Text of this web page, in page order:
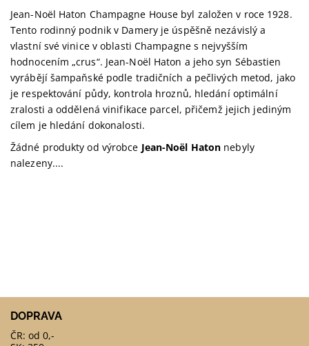
Jean-Noël Haton Champagne House byl založen v roce 1928.
Tento rodinný podnik v Damery je úspěšně nezávislý a
vlastní své vinice v oblasti Champagne s nejvyšším
hodnocením „crus“. Jean-Noël Haton a jeho syn Sébastien
vyrábějí šampaňské podle tradičních a pečlivých metod, jako
je respektování půdy, kontrola hroznů, hledání optimální
zralosti a oddělená vinifikace parcel, přičemž jejich jediným
cílem je hledání dokonalosti.
Žádné produkty od výrobce Jean-Noël Haton nebyly
nalezeny....
DOPRAVA
ČR: od 0,-